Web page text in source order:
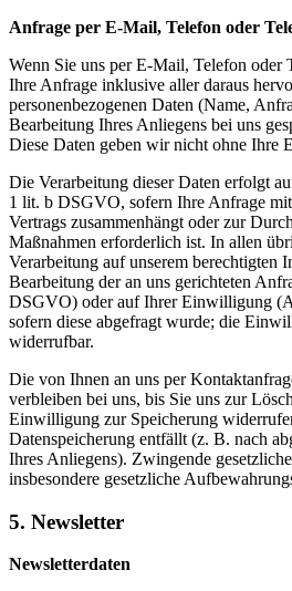
Anfrage per E-Mail, Telefon oder
Wenn Sie uns per E-Mail, Telefon oder
Ihre Anfrage inklusive aller daraus
personenbezogenen Daten (Name,
Bearbeitung Ihres Anliegens bei uns
Diese Daten geben wir nicht ohne Ihre
Die Verarbeitung dieser Daten erfolgt
1 lit. b DSGVO, sofern Ihre Anfrage
Vertrags zusammenhängt oder zur
Maßnahmen erforderlich ist. In allen
Verarbeitung auf unserem berechtigten
Bearbeitung der an uns gerichteten
DSGVO) oder auf Ihrer Einwilligung
sofern diese abgefragt wurde; die
widerrufbar.
Die von Ihnen an uns per
verbleiben bei uns, bis Sie uns zur
Einwilligung zur Speicherung
Datenspeicherung entfällt (z. B. nach
Ihres Anliegens). Zwingende
insbesondere gesetzliche
5. Newsletter
Newsletterdaten